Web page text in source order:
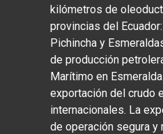
kilómetros de
provincias del
Pichincha y
de producción
Marítimo en
exportación del crudo
internacionales. La
de operación segura